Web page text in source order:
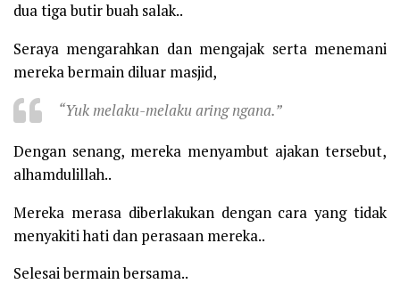
dua tiga butir buah salak..
Seraya mengarahkan dan mengajak serta menemani
mereka bermain diluar masjid,
“Yuk melaku-melaku aring ngana.”
Dengan senang, mereka menyambut ajakan tersebut,
alhamdulillah..
Mereka merasa diberlakukan dengan cara yang tidak
menyakiti hati dan perasaan mereka..
Selesai bermain bersama..